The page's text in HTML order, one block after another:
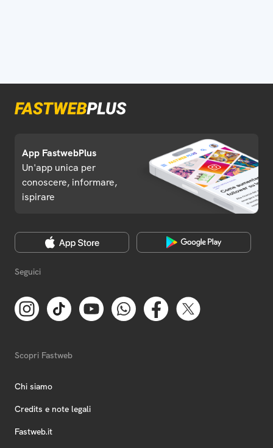
App FastwebPlus
Un'app unica per
conoscere, informare,
ispirare
Seguici
Scopri Fastweb
Chi siamo
Credits e note legali
Fastweb.it